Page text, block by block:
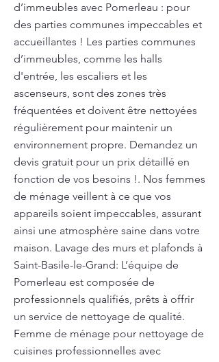
d’immeubles avec Pomerleau : pour
des parties communes impeccables et
accueillantes ! Les parties communes
d’immeubles, comme les halls
d'entrée, les escaliers et les
ascenseurs, sont des zones très
fréquentées et doivent être nettoyées
régulièrement pour maintenir un
environnement propre. Demandez un
devis gratuit pour un prix détaillé en
fonction de vos besoins !. Nos femmes
de ménage veillent à ce que vos
appareils soient impeccables, assurant
ainsi une atmosphère saine dans votre
maison. Lavage des murs et plafonds à
Saint-Basile-le-Grand: L’équipe de
Pomerleau est composée de
professionnels qualifiés, prêts à offrir
un service de nettoyage de qualité.
Femme de ménage pour nettoyage de
cuisines professionnelles avec